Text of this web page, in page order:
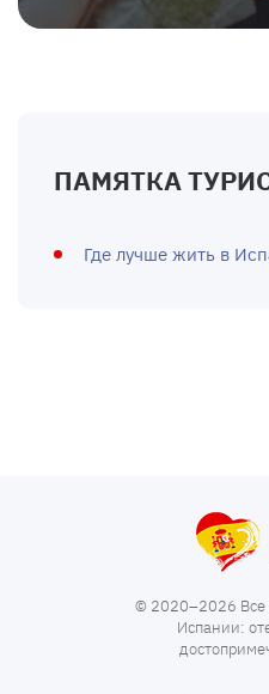
ПАМЯТКА
Где лучше жить в
© 2020–2026 Все
Испании: